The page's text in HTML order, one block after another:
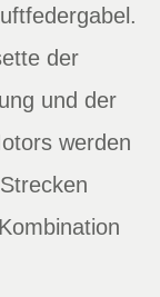
der
und der
werden